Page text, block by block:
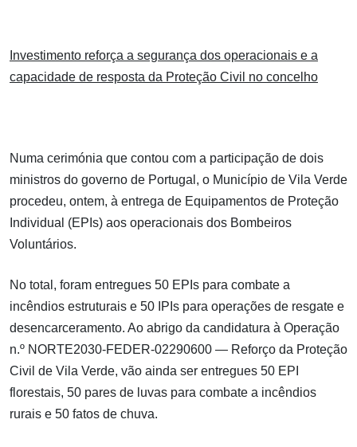
Investimento reforça a segurança dos operacionais e a
capacidade de resposta da Proteção Civil no concelho
Numa cerimónia que contou com a participação de dois
ministros do governo de Portugal, o Município de Vila Verde
procedeu, ontem, à entrega de Equipamentos de Proteção
Individual (EPIs) aos operacionais dos Bombeiros
Voluntários.
No total, foram entregues 50 EPIs para combate a
incêndios estruturais e 50 IPIs para operações de resgate e
desencarceramento. Ao abrigo da candidatura à Operação
n.º NORTE2030-FEDER-02290600 — Reforço da Proteção
Civil de Vila Verde, vão ainda ser entregues 50 EPI
florestais, 50 pares de luvas para combate a incêndios
rurais e 50 fatos de chuva.